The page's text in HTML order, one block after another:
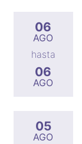
06
AGO
hasta
06
AGO
05
AGO